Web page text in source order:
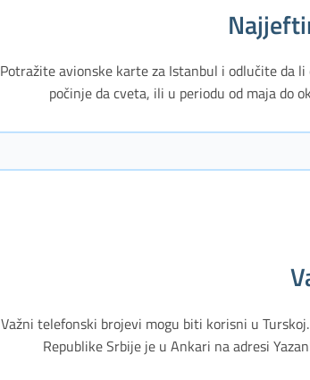
Potražite avionske karte za Istanbul i odlučite da
počinje da cveta, ili u periodu od maja do
Važni telefonski brojevi mogu biti korisni u
Republike Srbije je u Ankari na adresi